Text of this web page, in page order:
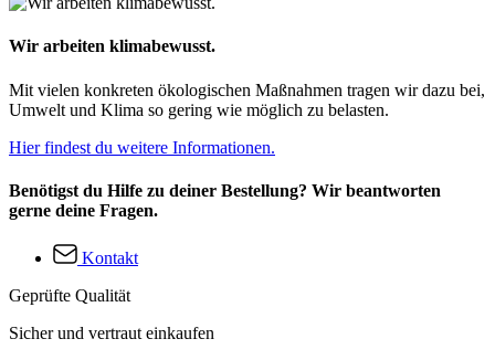
Wir arbeiten klimabewusst.
Mit vielen konkreten ökologischen Maßnahmen tragen wir dazu bei,
Umwelt und Klima so gering wie möglich zu belasten.
Hier findest du weitere Informationen.
Benötigst du Hilfe zu deiner Bestellung? Wir beantworten
gerne deine Fragen.
Kontakt
Geprüfte Qualität
Sicher und vertraut einkaufen